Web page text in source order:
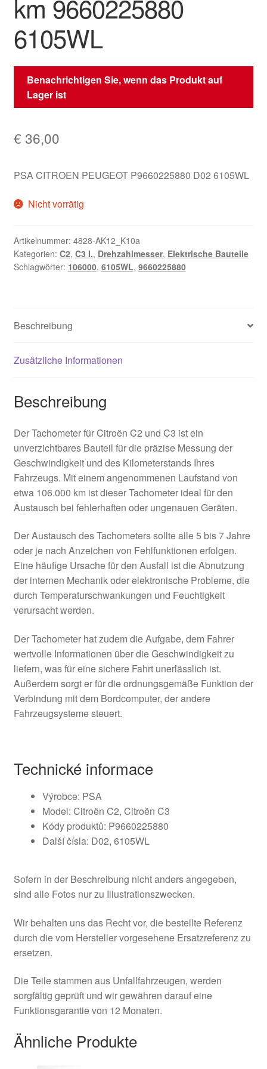
km 9660225880
6105WL
Benachrichtigen Sie, wenn das Produkt auf
Lager ist
€ 36,00
PSA CITROEN PEUGEOT P9660225880 D02 6105WL
Nicht vorrätig
Artikelnummer: 4828-AK12_K10a
Kategorien: C2, C3 I., Drehzahlmesser, Elektrische Bauteile
Schlagwörter: 106000, 6105WL, 9660225880
Beschreibung
Zusätzliche Informationen
Beschreibung
Der Tachometer für Citroën C2 und C3 ist ein
unverzichtbares Bauteil für die präzise Messung der
Geschwindigkeit und des Kilometerstands Ihres
Fahrzeugs. Mit einem angenommenen Laufstand von
etwa 106.000 km ist dieser Tachometer ideal für den
Austausch bei fehlerhaften oder ungenauen Geräten.
Der Austausch des Tachometers sollte alle 5 bis 7 Jahre
oder je nach Anzeichen von Fehlfunktionen erfolgen.
Eine häufige Ursache für den Ausfall ist die Abnutzung
der internen Mechanik oder elektronische Probleme, die
durch Temperaturschwankungen und Feuchtigkeit
verursacht werden.
Der Tachometer hat zudem die Aufgabe, dem Fahrer
wertvolle Informationen über die Geschwindigkeit zu
liefern, was für eine sichere Fahrt unerlässlich ist.
Außerdem sorgt er für die ordnungsgemäße Funktion der
Verbindung mit dem Bordcomputer, der andere
Fahrzeugsysteme steuert.
Technické informace
Výrobce: PSA
Model: Citroën C2, Citroën C3
Kódy produktů: P9660225880
Další čísla: D02, 6105WL
Sofern in der Beschreibung nicht anders angegeben,
sind alle Fotos nur zu Illustrationszwecken.
Wir behalten uns das Recht vor, die bestellte Referenz
durch die vom Hersteller vorgesehene Ersatzreferenz zu
ersetzen.
Die Teile stammen aus Unfallfahrzeugen, werden
sorgfältig geprüft und wir gewähren darauf eine
Funktionsgarantie von 12 Monaten.
Ähnliche Produkte